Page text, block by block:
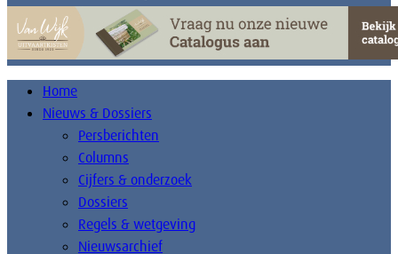
Home
Nieuws & Dossiers
Persberichten
Columns
Cijfers & onderzoek
Dossiers
Regels & wetgeving
Nieuwsarchief